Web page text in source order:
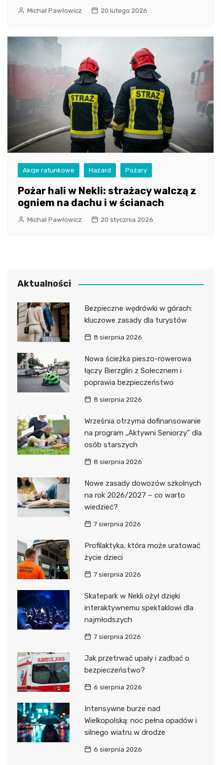
Michał Pawłowicz 20 lutego 2026
Akcje ratunkowe Hazard Pożary
Pożar hali w Nekli: strażacy walczą z
ogniem na dachu i w ścianach
Michał Pawłowicz 20 stycznia 2026
Aktualności
Bezpieczne wędrówki w górach:
kluczowe zasady dla turystów
8 sierpnia 2026
Nowa ścieżka pieszo-rowerowa
łączy Bierzglin z Sołecznem i
poprawia bezpieczeństwo
8 sierpnia 2026
Września otrzyma dofinansowanie
na program „Aktywni Seniorzy” dla
osób starszych
8 sierpnia 2026
Nowe zasady dowozów szkolnych
na rok 2026/2027 – co warto
wiedzieć?
7 sierpnia 2026
Profilaktyka, która może uratować
życie dzieci
7 sierpnia 2026
Skatepark w Nekli ożył dzięki
interaktywnemu spektaklowi dla
najmłodszych
7 sierpnia 2026
Jak przetrwać upały i zadbać o
bezpieczeństwo?
6 sierpnia 2026
Intensywne burze nad
Wielkopolską: noc pełna opadów i
silnego wiatru w drodze
6 sierpnia 2026